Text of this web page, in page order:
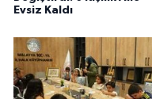
Evsiz Kaldı